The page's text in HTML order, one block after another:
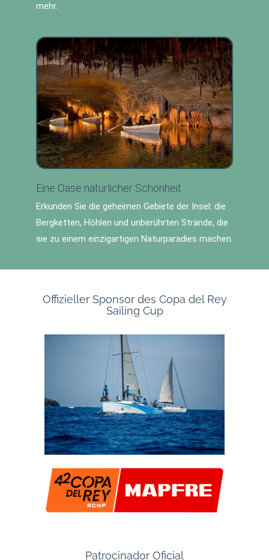
mehr.
Eine Oase natürlicher Schönheit
Erkunden Sie die geheimen Gebiete der Insel: die
Bergketten, Höhlen und unberührten Strände, die
sie zu einem einzigartigen Naturparadies machen.
Offizieller Sponsor des Copa del Rey
Sailing Cup
Patrocinador Oficial